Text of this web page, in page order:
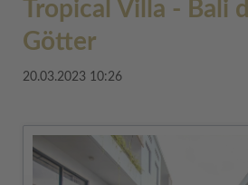
Tropical Villa - Bali
Götter
20.03.2023 10:26